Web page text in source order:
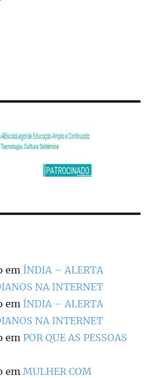
em ÍNDIA – ALERTA
NA INTERNET
em ÍNDIA – ALERTA
NA INTERNET
em POR QUE AS PESSOAS
em MULHER COM